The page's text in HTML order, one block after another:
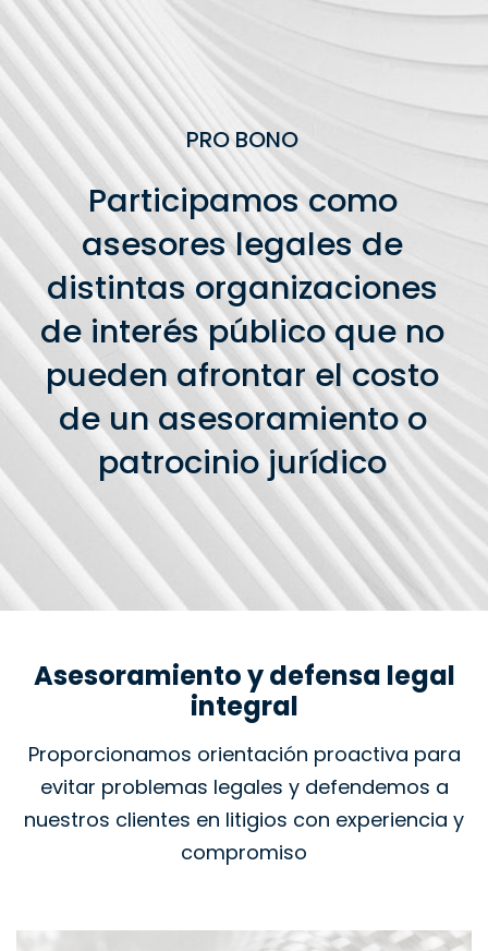
PRO BONO
Participamos como
asesores legales de
distintas organizaciones
de interés público que no
pueden afrontar el costo
de un asesoramiento o
patrocinio jurídico
Asesoramiento y defensa legal
integral
Proporcionamos orientación proactiva para
evitar problemas legales y defendemos a
nuestros clientes en litigios con experiencia y
compromiso